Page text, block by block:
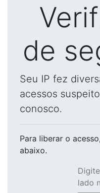
de
Seu IP fez
acessos
conosco.
Para liberar o acesso
abaixo.
lado